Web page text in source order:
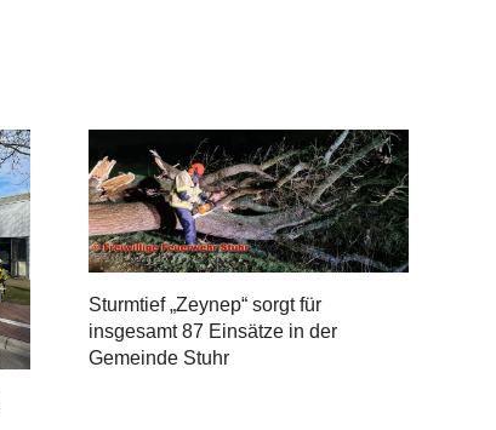
Sturmtief „Zeynep“ sorgt für
insgesamt 87 Einsätze in der
Gemeinde Stuhr